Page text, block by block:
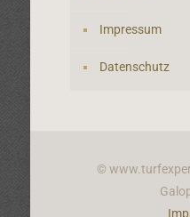
Impressum
Datenschutz
©